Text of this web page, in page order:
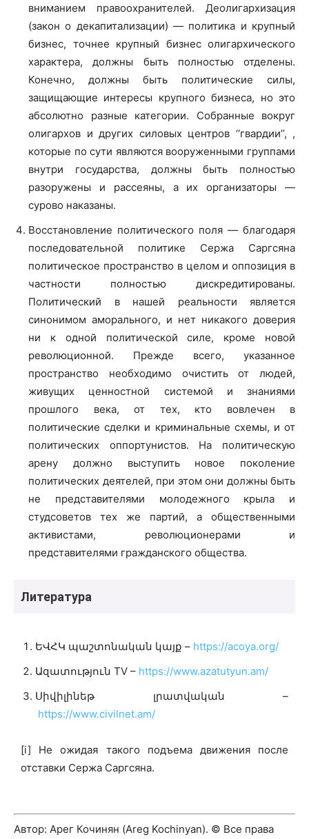
вниманием правоохранителей. Деолигархизация
(закон о декапитализации) — политика и крупный
бизнес, точнее крупный бизнес олигархического
характера, должны быть полностью отделены.
Конечно, должны быть политические силы,
защищающие интересы крупного бизнеса, но это
абсолютно разные категории. Собранные вокруг
олигархов и других силовых центров ‘‘гвардии’’, ,
которые по сути являются вооруженными группами
внутри государства, должны быть полностью
разоружены и рассеяны, а их организаторы —
сурово наказаны.
Восстановление политического поля — благодаря
последовательной политике Сержа Саргсяна
политическое пространство в целом и оппозиция в
частности полностью дискредитированы.
Политический в нашей реальности является
синонимом аморального, и нет никакого доверия
ни к одной политической силе, кроме новой
революционной. Прежде всего, указанное
пространство необходимо очистить от людей,
живущих ценностной системой и знаниями
прошлого века, от тех, кто вовлечен в
политические сделки и криминальные схемы, и от
политических оппортунистов. На политическую
арену должно выступить новое поколение
политических деятелей, при этом они должны быть
не представителями молодежного крыла и
студсоветов тех же партий, а общественными
активистами, революционерами и
представителями гражданского общества.
Литература
ԵՎՀԿ պաշտոնական կայք – https://acoya.org/
Ազատություն TV – https://www.azatutyun.am/
Սիվիլինեթ լրատվական –
https://www.civilnet.am/
[i] Не ожидая такого подъема движения после
отставки Сержа Саргсяна.
Автор: Арег Кочинян (Areg Kochinyan). © Все права